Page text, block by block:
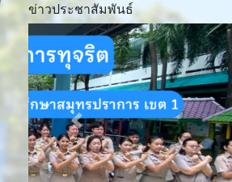
ข่าวประชาสัมพันธ์
Previous